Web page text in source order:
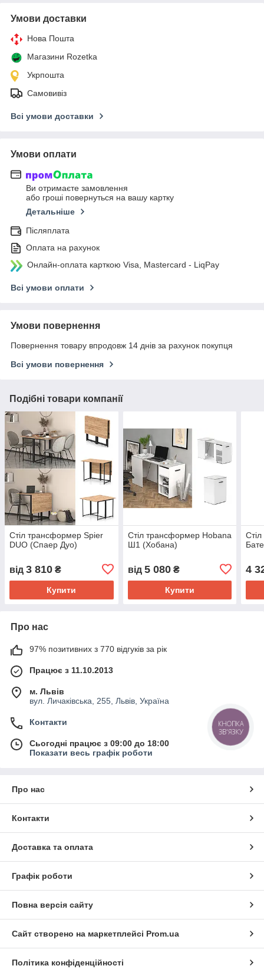
Умови доставки
Нова Пошта
Магазини Rozetka
Укрпошта
Самовивіз
Всі умови доставки
Умови оплати
Ви отримаєте замовлення
або гроші повернуться на вашу картку
Детальніше
Післяплата
Оплата на рахунок
Онлайн-оплата карткою Visa, Mastercard - LiqPay
Всі умови оплати
Умови повернення
Повернення товару впродовж 14 днів за рахунок покупця
Всі умови повернення
Подібні товари компанії
Стіл трансформер Spier
DUO (Спаер Дуо)
від 3 810 ₴
Купити
Стіл трансформер Hobana
Ш1 (Хобана)
від 5 080₴
Купити
4
Про нас
97% позитивних з 770 відгуків за рік
Працює з 11.10.2013
м. Львів
вул. Личаківська, 255, Львів, Україна
Контакти
Сьогодні працює з 09:00 до 18:00
Показати весь графік роботи
Про нас
Контакти
Доставка та оплата
Графік роботи
Повна версія сайту
Сайт створено на маркетплейсі Prom.ua
Політика конфіденційності
КНОПКА
ЗВ'ЯЗКУ